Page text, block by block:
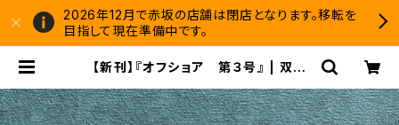
2026年12月で赤坂の店舗は閉店となります。移転を
目指して現在準備中です。
【新刊】『オフショア 第３号』 | 双子